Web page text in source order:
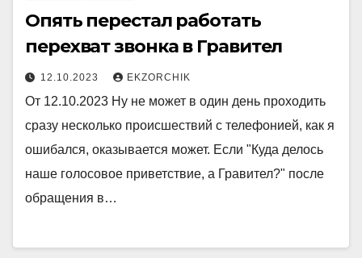
Опять перестал работать
перехват звонка в Гравител
12.10.2023 EKZORCHIK
От 12.10.2023 Ну не может в один день проходить
сразу несколько происшествий с телефонией, как я
ошибался, оказывается может. Если "Куда делось
наше голосовое приветствие, а Гравител?" после
обращения в…